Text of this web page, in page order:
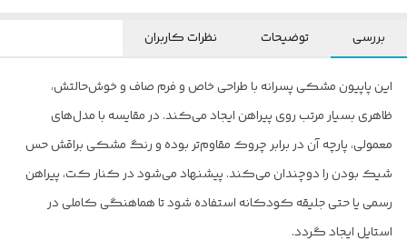
بررسی توضیحات نظرات کاربران
این پاپیون مشکی پسرانه با طراحی خاص و فرم صاف و خوش‌حالتش،
ظاهری بسیار مرتب روی پیراهن ایجاد می‌کند. در مقایسه با مدل‌های
معمولی، پارچه آن در برابر چروک مقاوم‌تر بوده و رنگ مشکی براقش حس
شیک بودن را دوچندان می‌کند. پیشنهاد می‌شود در کنار کت، پیراهن
رسمی یا حتی جلیقه کودکانه استفاده شود تا هماهنگی کاملی در
استایل ایجاد گردد.